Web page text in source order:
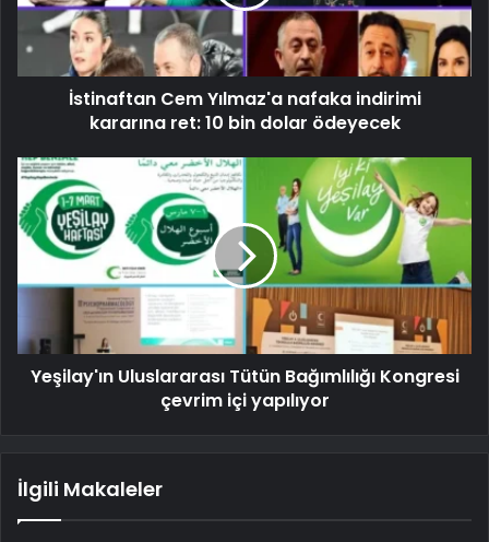
İstinaftan Cem Yılmaz'a nafaka indirimi
kararına ret: 10 bin dolar ödeyecek
Yeşilay'ın Uluslararası Tütün Bağımlılığı Kongresi
çevrim içi yapılıyor
İlgili Makaleler